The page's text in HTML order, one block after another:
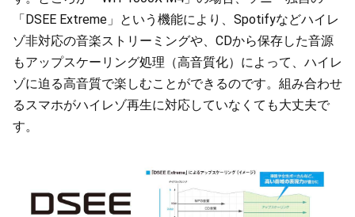
「DSEE Extreme」という機能により、Spotifyなどハイレ
ゾ非対応の音楽ストリーミングや、CDから保存した音源
もアップスケーリング処理（高音質化）によって、ハイレ
ゾに迫る高音質で楽しむことができるのです。組み合わせ
るスマホがハイレゾ再生に対応していなくても大丈夫で
す。